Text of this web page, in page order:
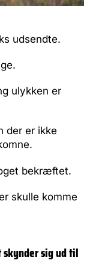
udsendte.
ulykken er
der er ikke
bekræftet.
skulle komme
sig ud til